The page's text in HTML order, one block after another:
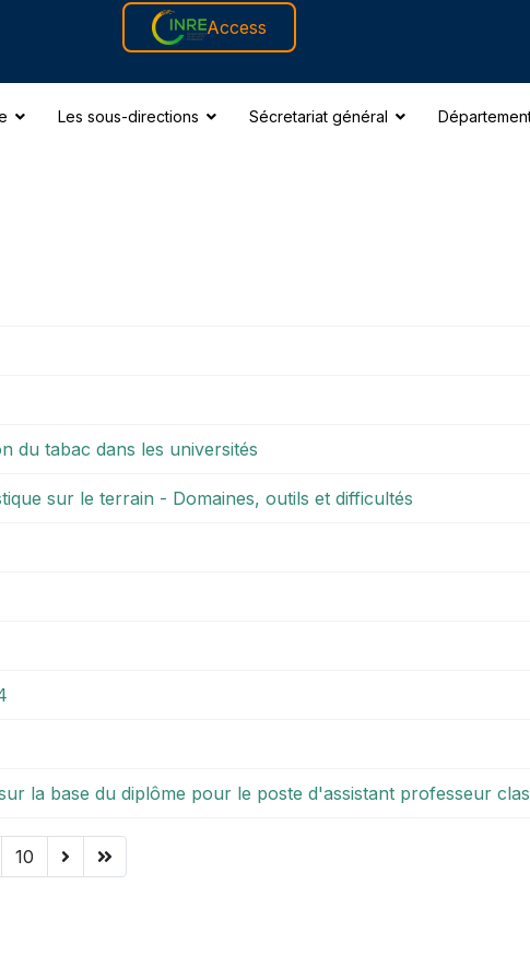
Access
Les sous-directions Sécretariat général
du tabac dans les universités
sur le terrain - Domaines, outils et difficultés
la base du diplôme pour le poste d'assistant professeur
10